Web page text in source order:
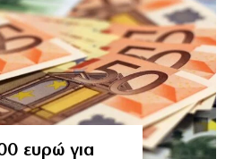
ευρώ για